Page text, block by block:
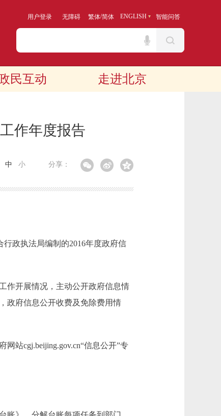
用户登录 无障碍 繁体/简体 ENGLISH 智能问答
民互动 走进北京
作年度报告
分享：
中 小
政执法局编制的2016年度政府信
作开展情况，主动公开政府信息情
政府信息公开收费及免除费用情
站cgj.beijing.gov.cn“信息公开”专